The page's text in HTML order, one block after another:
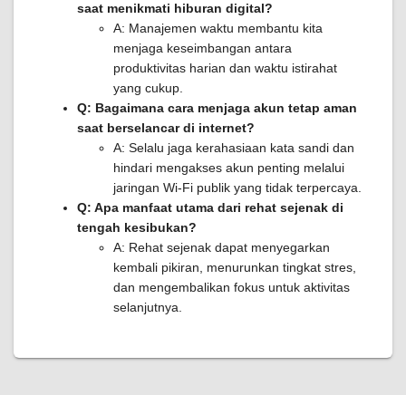
saat menikmati hiburan digital?
A: Manajemen waktu membantu kita
menjaga keseimbangan antara
produktivitas harian dan waktu istirahat
yang cukup.
Q: Bagaimana cara menjaga akun tetap aman
saat berselancar di internet?
A: Selalu jaga kerahasiaan kata sandi dan
hindari mengakses akun penting melalui
jaringan Wi-Fi publik yang tidak terpercaya.
Q: Apa manfaat utama dari rehat sejenak di
tengah kesibukan?
A: Rehat sejenak dapat menyegarkan
kembali pikiran, menurunkan tingkat stres,
dan mengembalikan fokus untuk aktivitas
selanjutnya.